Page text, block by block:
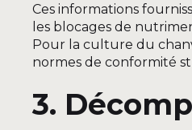
Ces informations
les blocages de
Pour la culture du
normes de conformité
3.